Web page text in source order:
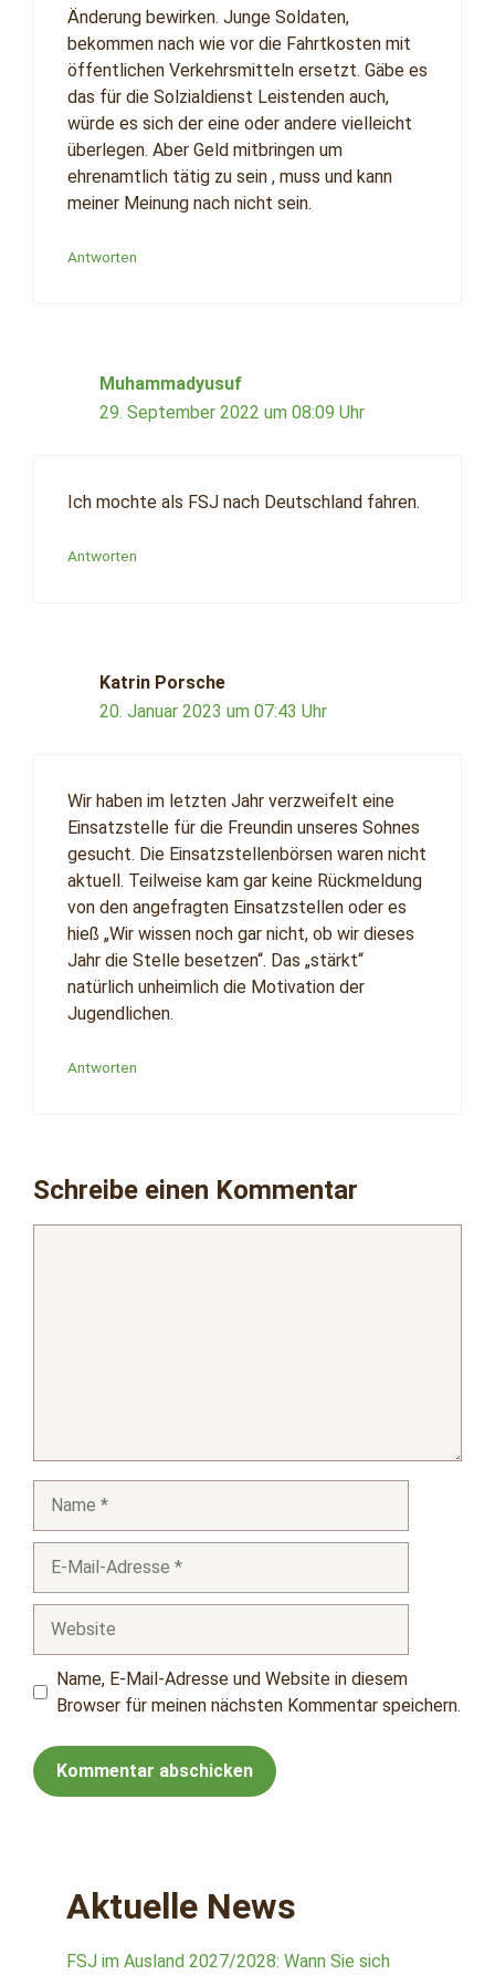
Änderung bewirken. Junge Soldaten,
bekommen nach wie vor die Fahrtkosten mit
öffentlichen Verkehrsmitteln ersetzt. Gäbe es
das für die Solzialdienst Leistenden auch,
würde es sich der eine oder andere vielleicht
überlegen. Aber Geld mitbringen um
ehrenamtlich tätig zu sein , muss und kann
meiner Meinung nach nicht sein.
Antworten
Muhammadyusuf
29. September 2022 um 08:09 Uhr
Ich mochte als FSJ nach Deutschland fahren.
Antworten
Katrin Porsche
20. Januar 2023 um 07:43 Uhr
Wir haben im letzten Jahr verzweifelt eine
Einsatzstelle für die Freundin unseres Sohnes
gesucht. Die Einsatzstellenbörsen waren nicht
aktuell. Teilweise kam gar keine Rückmeldung
von den angefragten Einsatzstellen oder es
hieß „Wir wissen noch gar nicht, ob wir dieses
Jahr die Stelle besetzen“. Das „stärkt“
natürlich unheimlich die Motivation der
Jugendlichen.
Antworten
Schreibe einen Kommentar
Mail-
Adresse
Name, E-Mail-Adresse und Website in diesem
Browser für meinen nächsten Kommentar speichern.
Aktuelle News
FSJ im Ausland 2027/2028: Wann Sie sich